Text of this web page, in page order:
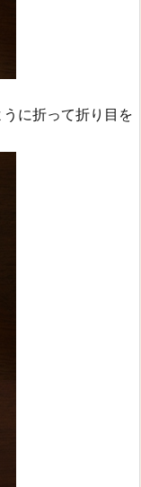
に折って折り目を